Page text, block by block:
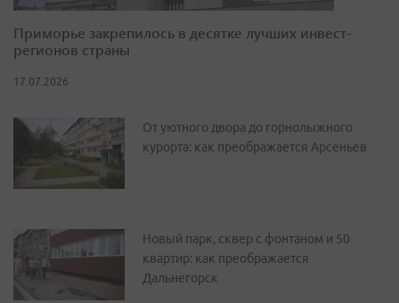
Приморье закрепилось в десятке лучших инвест-
регионов страны
17.07.2026
От уютного двора до горнолыжного
курорта: как преображается Арсеньев
Новый парк, сквер с фонтаном и 50
квартир: как преображается
Дальнегорск